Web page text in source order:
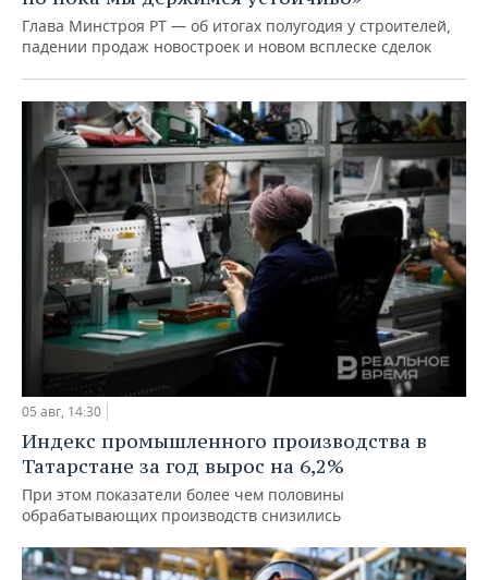
Глава Минстроя РТ — об итогах полугодия у строителей,
падении продаж новостроек и новом всплеске сделок
05 авг, 14:30
Индекс промышленного производства в
Татарстане за год вырос на 6,2%
При этом показатели более чем половины
обрабатывающих производств снизились